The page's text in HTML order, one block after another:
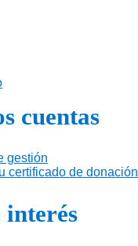
cuentas
gestión
certificado de donación